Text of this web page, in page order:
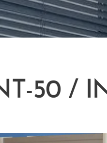
50 /